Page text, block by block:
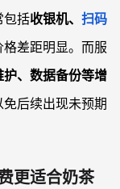
包括收银机、 扫码
差距明显。而服
、数据备份等增
后续出现未预期
更适合奶茶